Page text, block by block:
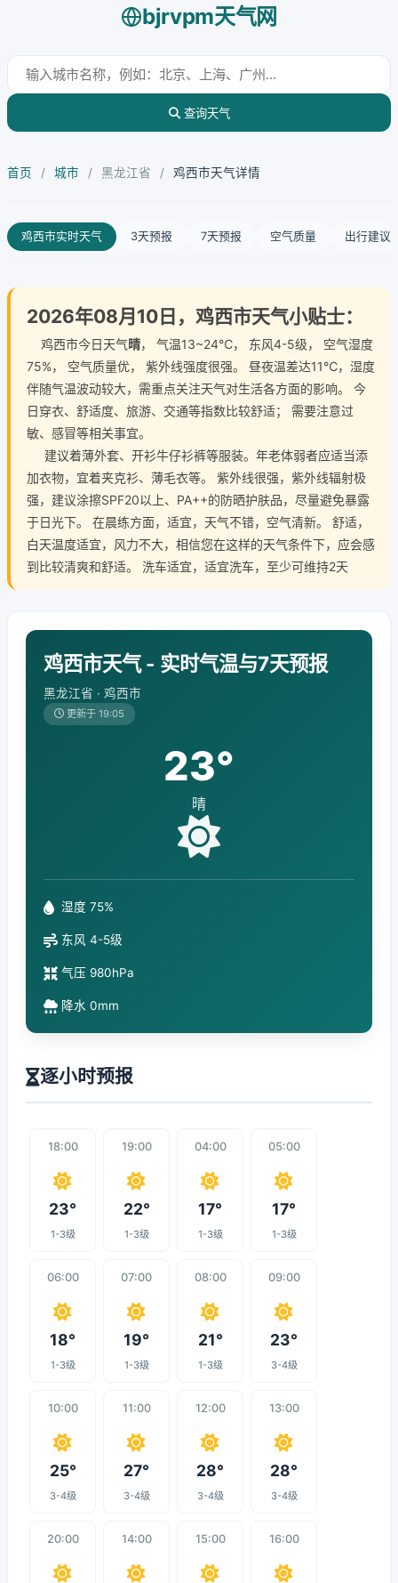
bjrvpm天气网
查询天气
首页 / 城市 / 黑龙江省 / 鸡西市天气详情
鸡西市实时天气 3天预报 7天预报 空气质量 出行建议
2026年08月10日，鸡西市天气小贴士：
鸡西市今日天气晴， 气温13~24℃， 东风4-5级， 空气湿度
75%， 空气质量优， 紫外线强度很强。 昼夜温差达11℃，湿度
伴随气温波动较大，需重点关注天气对生活各方面的影响。 今
日穿衣、舒适度、旅游、交通等指数比较舒适； 需要注意过
敏、感冒等相关事宜。
建议着薄外套、开衫牛仔衫裤等服装。年老体弱者应适当添
加衣物，宜着夹克衫、薄毛衣等。 紫外线很强，紫外线辐射极
强，建议涂擦SPF20以上、PA++的防晒护肤品，尽量避免暴露
于日光下。 在晨练方面，适宜，天气不错，空气清新。 舒适，
白天温度适宜，风力不大，相信您在这样的天气条件下，应会感
到比较清爽和舒适。 洗车适宜，适宜洗车，至少可维持2天
鸡西市天气 - 实时气温与7天预报
黑龙江省 · 鸡西市
更新于 19:05
23°
晴
湿度 75%
东风 4-5级
气压 980hPa
降水 0mm
逐小时预报
18:00
23°
1-3级
19:00
22°
1-3级
04:00
17°
1-3级
05:00
17°
1-3级
06:00
18°
1-3级
07:00
19°
1-3级
08:00
21°
1-3级
09:00
23°
3-4级
10:00
25°
3-4级
11:00
27°
3-4级
12:00
28°
3-4级
13:00
28°
3-4级
20:00 14:00 15:00 16:00